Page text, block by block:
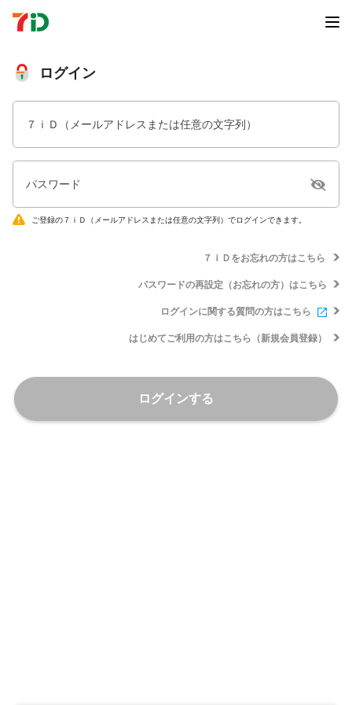
ログイン
７ｉＤ（メールアドレスまたは任意の文字列）
パスワード
ご登録の７ｉＤ（メールアドレスまたは任意の文字列）でログインできます。
７ｉＤをお忘れの方はこちら
パスワードの再設定（お忘れの方）はこちら
ログインに関する質問の方はこちら
はじめてご利用の方はこちら（新規会員登録）
ログインする